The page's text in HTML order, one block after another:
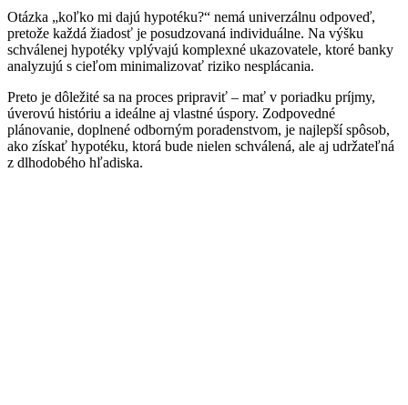
Otázka „koľko mi dajú hypotéku?“ nemá univerzálnu odpoveď,
pretože každá žiadosť je posudzovaná individuálne. Na výšku
schválenej hypotéky vplývajú komplexné ukazovatele, ktoré banky
analyzujú s cieľom minimalizovať riziko nesplácania.
Preto je dôležité sa na proces pripraviť – mať v poriadku príjmy,
úverovú históriu a ideálne aj vlastné úspory. Zodpovedné
plánovanie, doplnené odborným poradenstvom, je najlepší spôsob,
ako získať hypotéku, ktorá bude nielen schválená, ale aj udržateľná
z dlhodobého hľadiska.